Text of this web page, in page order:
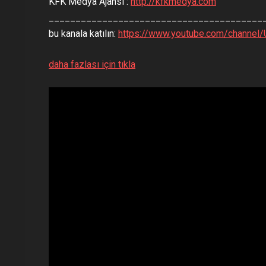
bu kanala katılın: https://www.youtube.com/channel/
daha fazlası için tıkla